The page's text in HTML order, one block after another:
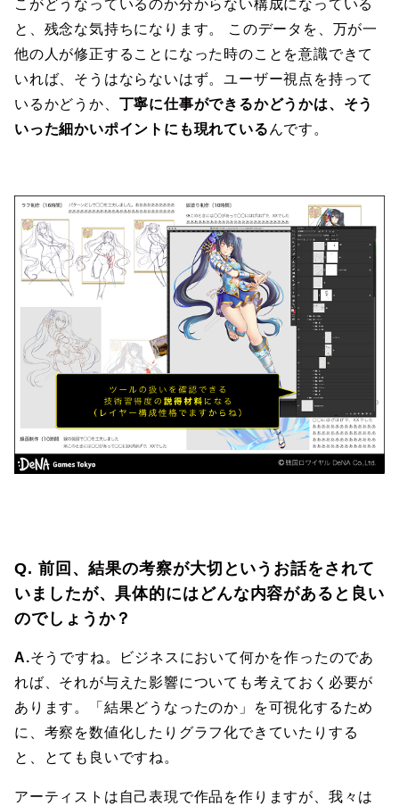
こがどうなっているのか分からない構成になっている
と、残念な気持ちになります。 このデータを、万が一
他の人が修正することになった時のことを意識できて
いれば、そうはならないはず。ユーザー視点を持って
いるかどうか、 丁寧に仕事ができるかどうかは、そう
いった細かいポイントにも現れている んです。
Q. 前回、結果の考察が大切というお話をされて
いましたが、具体的にはどんな内容があると良い
のでしょうか？
A.そうですね。ビジネスにおいて何かを作ったのであ
れば、それが与えた影響についても考えておく必要が
あります。「結果どうなったのか」を可視化するため
に、考察を数値化したりグラフ化できていたりする
と、とても良いですね。
アーティストは自己表現で作品を作りますが、我々は